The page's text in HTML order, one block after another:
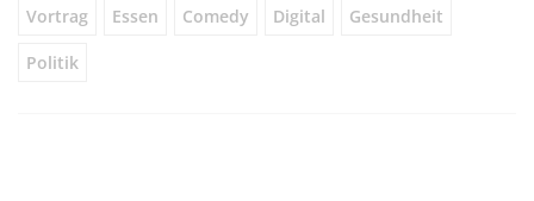
Vortrag Essen Comedy Digital Gesundheit
Politik